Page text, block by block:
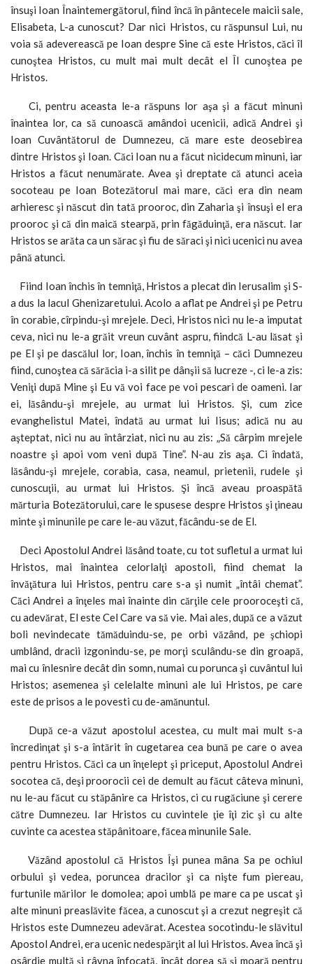
însuşi Ioan Înaintemergătorul, fiind încă în pântecele maicii sale,
Elisabeta, L-a cunoscut? Dar nici Hristos, cu răspunsul Lui, nu
voia să adeverească pe Ioan despre Sine că este Hristos, căci îl
cunoştea Hristos, cu mult mai mult decât el Îl cunoştea pe
Hristos.
Ci, pentru aceasta le-a răspuns lor aşa şi a făcut minuni
înaintea lor, ca să cunoască amândoi ucenicii, adică Andrei şi
Ioan Cuvântătorul de Dumnezeu, că mare este deosebirea
dintre Hristos şi Ioan. Căci Ioan nu a făcut nicidecum minuni, iar
Hristos a făcut nenumărate. Avea şi dreptate că atunci aceia
socoteau pe Ioan Botezătorul mai mare, căci era din neam
arhieresc şi născut din tată prooroc, din Zaharia şi însuşi el era
prooroc şi că din maică stearpă, prin făgăduinţă, era născut. Iar
Hristos se arăta ca un sărac şi fiu de săraci şi nici ucenici nu avea
până atunci.
Fiind Ioan închis în temniţă, Hristos a plecat din Ierusalim şi S-
a dus la lacul Ghenizaretului. Acolo a aflat pe Andrei şi pe Petru
în corabie, cîrpindu-şi mrejele. Deci, Hristos nici nu le-a imputat
ceva, nici nu le-a grăit vreun cuvânt aspru, fiindcă L-au lăsat şi
pe El şi pe dascălul lor, Ioan, închis în temniţă – căci Dumnezeu
fiind, cunoştea că sărăcia i-a silit pe dânşii să lucreze -, ci le-a zis:
Veniţi după Mine şi Eu vă voi face pe voi pescari de oameni. Iar
ei, lăsându-şi mrejele, au urmat lui Hristos. Şi, cum zice
evanghelistul Matei, îndată au urmat lui Iisus; adică nu au
aşteptat, nici nu au întârziat, nici nu au zis: „Să cârpim mrejele
noastre şi apoi vom veni după Tine”. N-au zis aşa. Ci îndată,
lăsându-şi mrejele, corabia, casa, neamul, prietenii, rudele şi
cunoscuţii, au urmat lui Hristos. Şi încă aveau proaspătă
mărturia Botezătorului, care le spusese despre Hristos şi ţineau
minte şi minunile pe care le-au văzut, făcându-se de El.
Deci Apostolul Andrei lăsând toate, cu tot sufletul a urmat lui
Hristos, mai înaintea celorlalţi apostoli, fiind chemat la
învăţătura lui Hristos, pentru care s-a şi numit „întâi chemat”.
Căci Andrei a înţeles mai înainte din cărţile cele prooroceşti că,
cu adevărat, El este Cel Care va să vie. Mai ales, după ce a văzut
boli nevindecate tămăduindu-se, pe orbi văzând, pe şchiopi
umblând, dracii izgonindu-se, pe morţi sculându-se din groapă,
mai cu înlesnire decât din somn, numai cu porunca şi cuvântul lui
Hristos; asemenea şi celelalte minuni ale lui Hristos, pe care
este de prisos a le povesti cu de-amănuntul.
După ce-a văzut apostolul acestea, cu mult mai mult s-a
încredinţat şi s-a întărit în cugetarea cea bună pe care o avea
pentru Hristos. Căci ca un înţelept şi priceput, Apostolul Andrei
socotea că, deşi proorocii cei de demult au făcut câteva minuni,
nu le-au făcut cu stăpânire ca Hristos, ci cu rugăciune şi cerere
către Dumnezeu. Iar Hristos cu cuvintele ţie îţi zic şi cu alte
cuvinte ca acestea stăpânitoare, făcea minunile Sale.
Văzând apostolul că Hristos Îşi punea mâna Sa pe ochiul
orbului şi vedea, poruncea dracilor şi ca nişte fum piereau,
furtunile mărilor le domolea; apoi umblă pe mare ca pe uscat şi
alte minuni preaslăvite făcea, a cunoscut şi a crezut negreşit că
Hristos este Dumnezeu adevărat. Acestea socotindu-le slăvitul
Apostol Andrei, era ucenic nedespărţit al lui Hristos. Avea încă şi
osârdie multă şi râvna înfocată, încât dorea să şi moară pentru